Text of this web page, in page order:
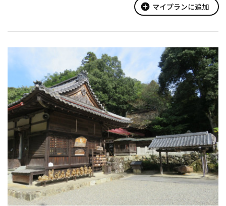
文化ゾーン内には上記施設の他、茶室『夕照庵』、日本庭園『夕
add_circle マイプランに追加